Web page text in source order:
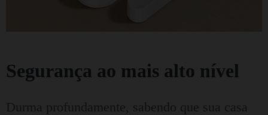
Segurança ao mais alto nível
Durma profundamente, sabendo que sua casa